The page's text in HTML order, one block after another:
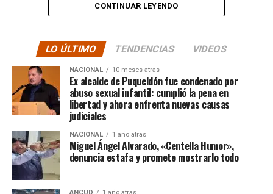
La solidaridad y empatía de los chilenos en cada paso
sino que se superó con creces. De hecho, el último
cómputo dado a conocer reveló la suma total de
$3.689.545.200.
Según Camila Gómez, el excedente de casi $200
millones sería destinadopara los costos médicos
asociados al suministro del Elevidys «porque los 3.500
millonessolo incluye el frasco del fármaco y no los
otros gastos relacionados con los tres meses del
tratamiento
«, indicó a Meganonoticias.cl
CONTINUAR LEYENDO
LO ÚLTIMO TENDENCIAS VIDEOS
NACIONAL 10 meses atras
Ex alcalde de Puqueldón fue condenado por
abuso sexual infantil: cumplió la pena en
libertad y ahora enfrenta nuevas causas
judiciales
NACIONAL 1 año atras
Miguel Ángel Alvarado, «Centella Humor»,
denuncia estafa y promete mostrarlo todo